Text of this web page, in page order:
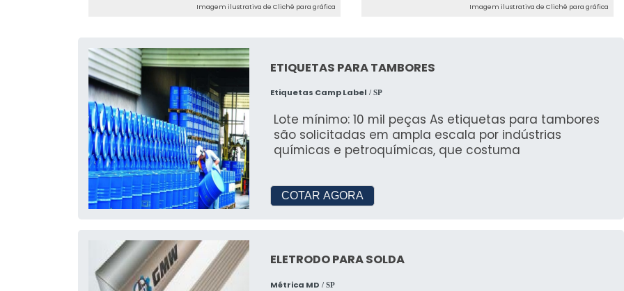
Imagem ilustrativa de Clichê para gráfica Imagem ilustrativa de Clichê para gráfica
ETIQUETAS PARA TAMBORES
Etiquetas Camp Label / SP
Lote mínimo: 10 mil peças As etiquetas para tambores
são solicitadas em ampla escala por indústrias
químicas e petroquímicas, que costuma
COTAR AGORA
ELETRODO PARA SOLDA
Métrica MD / SP